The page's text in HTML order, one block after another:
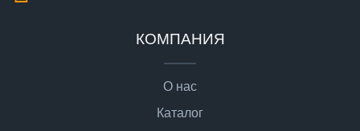
КОМПАНИЯ
О нас
Каталог